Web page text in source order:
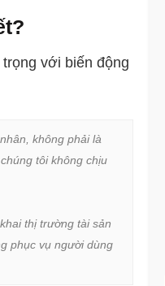
với biến động
không phải là
tôi không chịu
thị trường tài sản
phục vụ người dùng